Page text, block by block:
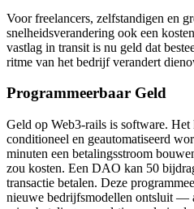
Voor freelancers, zelfstandigen en
snelheidsverandering ook een
vastlag in transit is nu geld dat
ritme van het bedrijf verandert
Programmeerbaar Geld
Geld op Web3-rails is software. Het
conditioneel en geautomatiseerd
minuten een betalingsstroom
zou kosten. Een DAO kan 50
transactie betalen. Deze
nieuwe bedrijfsmodellen ontsluit —